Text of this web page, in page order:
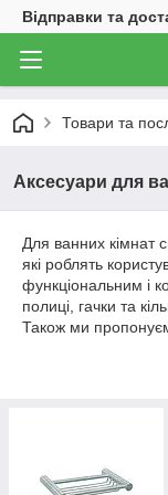
Відправки та
Товари та
Аксесуари для
Для ванних кімнат
які роблять
функціональним і
полиці, гачки та
Також ми
довго служать і не
Полички,